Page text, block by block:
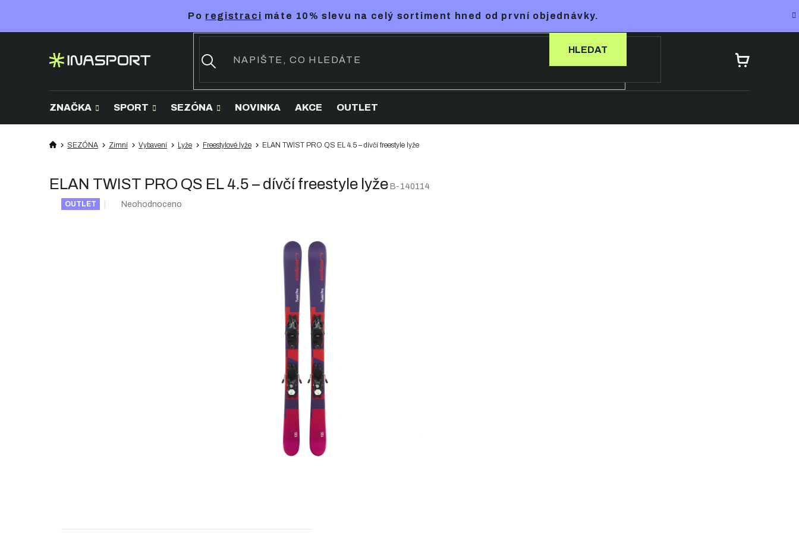
Po registraci máte 10% slevu na celý sortiment hned od první objednávky.
HLEDAT
NÁKUPNÍ
ZNAČKA SPORT SEZÓNA NOVINKA AKCE OUTLET
SEZÓNA Zimní Vybavení Lyže Freestylové lyže ELAN TWIST PRO QS EL 4.5 – dívčí freestyle lyže
ELAN TWIST PRO QS EL 4.5 – dívčí freestyle lyže B-140114
OUTLET
Průměrné
Neohodnoceno